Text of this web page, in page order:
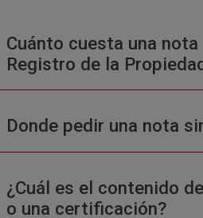
Cuánto cuesta una
Registro de la
Donde pedir una nota
¿Cuál es el contenido
o una certificación?